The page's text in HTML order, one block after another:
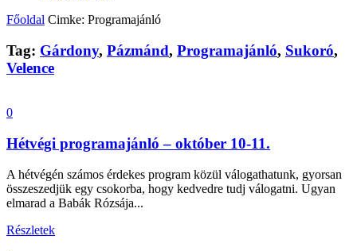
Főoldal Cimke: Programajánló
Tag: Gárdony, Pázmánd, Programajánló, Sukoró,
Velence
0
Hétvégi programajánló – október 10-11.
A hétvégén számos érdekes program közül válogathatunk, gyorsan
összeszedjük egy csokorba, hogy kedvedre tudj válogatni. Ugyan
elmarad a Babák Rózsája...
Részletek